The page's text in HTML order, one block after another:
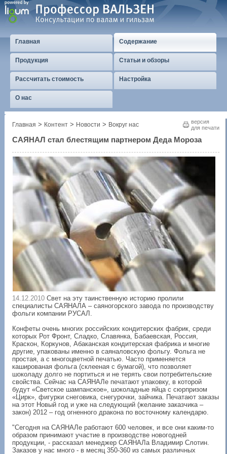
Главная Содержание
Продукция Статьи и обзоры
Рассчитать стоимость Настройка
О нас
версия
для печати
Главная > Контент > Новости > Вокруг нас
САЯНАЛ стал блестящим партнером Деда Мороза
14.12.2010 Свет на эту таинственную историю пролили
специалисты САЯНАЛА – саяногорского завода по производству
фольги компании РУСАЛ.
Конфеты очень многих российских кондитерских фабрик, среди
которых Рот Фронт, Сладко, Славянка, Бабаевская, Россия,
Краскон, Коркунов, Абаканская кондитерская фабрика и многие
другие, упакованы именно в саяналовскую фольгу. Фольга не
простая, а с многоцветной печатью. Часто применяется
кашированая фольга (склееная с бумагой), что позволяет
шоколаду долго не портиться и не терять свои потребительские
свойства. Сейчас на САЯНАЛе печатают упаковку, в которой
будут «Светское шампанское», шоколадные яйца с сюрпризом
«Цирк», фигурки снеговика, снегурочки, зайчика. Печатают заказы
на этот Новый год и уже на следующий (желание заказчика –
закон) 2012 – год огненного дракона по восточному календарю.
"Сегодня на САЯНАЛе работают 600 человек, и все они каким-то
образом принимают участие в производстве новогодней
продукции, - рассказал менеджер САЯНАЛа Владимир Слотин.
Заказов у нас много - в месяц 350-360 из самых различных